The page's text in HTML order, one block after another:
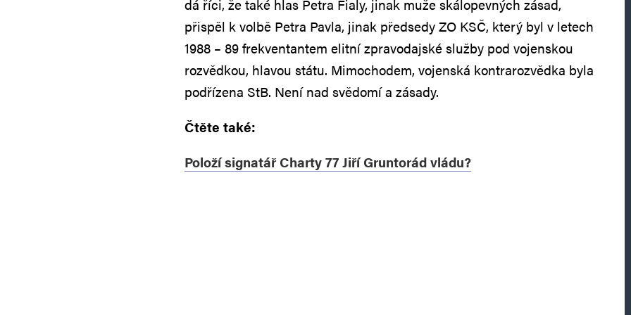
dá říci, že také hlas Petra Fialy, jinak muže skálopevných zásad,
přispěl k volbě Petra Pavla, jinak předsedy ZO KSČ, který byl v letech
1988 – 89 frekventantem elitní zpravodajské služby pod vojenskou
rozvědkou, hlavou státu. Mimochodem, vojenská kontrarozvědka byla
podřízena StB. Není nad svědomí a zásady.
Čtěte také:
Položí signatář Charty 77 Jiří Gruntorád vládu?